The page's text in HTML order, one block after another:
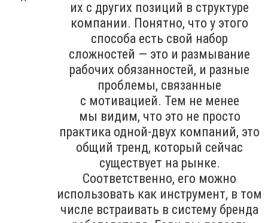
их с других позиций в структуре
компании. Понятно, что у этого
способа есть свой набор
сложностей — это и размывание
рабочих обязанностей, и разные
проблемы, связанные
с мотивацией. Тем не менее
мы видим, что это не просто
практика одной-двух компаний, это
общий тренд, который сейчас
существует на рынке.
Соответственно, его можно
использовать как инструмент, в том
числе встраивать в систему бренда